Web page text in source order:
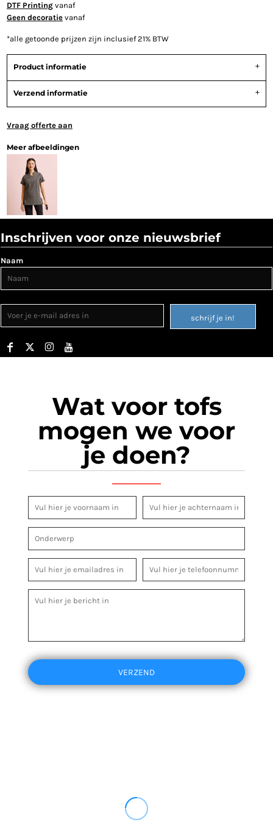
DTF Printing vanaf
Geen decoratie vanaf
*alle getoonde prijzen zijn inclusief 21% BTW
Product informatie
Verzend informatie
Vraag offerte aan
Meer afbeeldingen
Inschrijven voor onze nieuwsbrief
Naam
schrijf je in!
Wat voor tofs
mogen we voor
je doen?
VERZEND